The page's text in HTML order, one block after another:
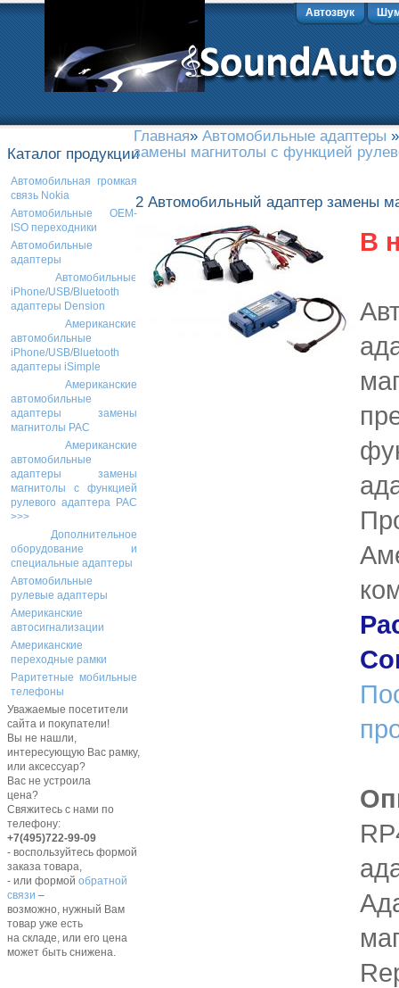
Автозвук
Каталог продукции
Автомобильная громкая
связь Nokia
Автомобильные OEM-
ISO переходники
Автомобильные
адаптеры
Автомобильные
iPhone/USB/Bluetooth
адаптеры Dension
Американские
автомобильные
iPhone/USB/Bluetooth
адаптеры iSimple
Американские
автомобильные
адаптеры замены
магнитолы PAC
Американские
автомобильные
адаптеры замены
магнитолы с функцией
рулевого адаптера PAC
>>>
Дополнительное
оборудование и
специальные адаптеры
Автомобильные
рулевые адаптеры
Американские
автосигнализации
Американские
переходные рамки
Раритетные мобильные
телефоны
Уважаемые посетители
сайта и покупатели!
Вы не нашли,
интересующую Вас рамку,
или аксессуар?
Вас не устроила
цена?
Свяжитесь с нами по
телефону:
+7(495)722-99-09
- воспользуйтесь формой
заказа товара,
- или формой обратной
связи –
возможно, нужный Вам
товар уже есть
на складе, или его цена
может быть снижена.
Главная» Автомобильные адаптеры
замены магнитолы с функцией
2 Автомобильный адаптер замены
В